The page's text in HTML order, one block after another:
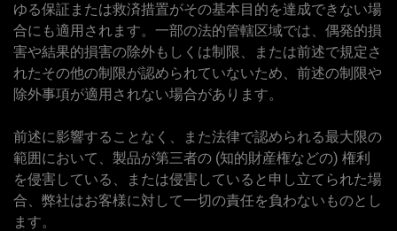
ゆる保証または救済措置がその基本目的を達成できない場
合にも適用されます。一部の法的管轄区域では、偶発的損
害や結果的損害の除外もしくは制限、または前述で規定さ
れたその他の制限が認められていないため、前述の制限や
除外事項が適用されない場合があります。
前述に影響することなく、また法律で認められる最大限の
範囲において、製品が第三者の (知的財産権などの) 権利
を侵害している、または侵害していると申し立てられた場
合、弊社はお客様に対して一切の責任を負わないものとし
ます。